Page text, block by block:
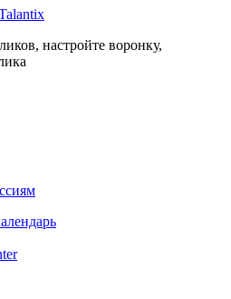
настройте воронку,